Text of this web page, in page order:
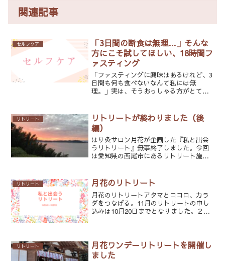
関連記事
セルフケア
「3日間の断食は無理…」そんな
方にこそ試してほしい、18時間フ
ァスティング
「ファスティングに興味はあるけれど、3
日間も何も食べないなんて私には無
理。」実は、そうおっしゃる方がとても
から月花では、本格的な断食ではなく、
まずは18時間ファスティン...
リトリート
リトリートが終わりました（後
編）
はり灸サロン月花が企画した『私と出会
うリトリート』無事終了しました。今回
は愛知県の西尾市にあるリトリート施設
と、海と木々の葉を合わせる音、木洩れ
日が心地よい素敵なリトリ...
リトリート 月花のリトリート
月花のリトリートアタマとココロ、カラ
ダをつなげる。11月のリトリートの申し
込みは10月20日までとなりました。２泊3
日はアタマとココロ...
リトリート
月花ワンデーリトリートを開催し
ました